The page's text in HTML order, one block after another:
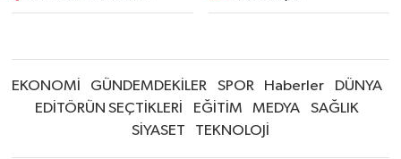
EKONOMİ GÜNDEMDEKİLER SPOR Haberler
DÜNYA
EDİTÖRÜN SEÇTİKLERİ
EĞİTİM MEDYA
SAĞLIK
SİYASET
TEKNOLOJİ